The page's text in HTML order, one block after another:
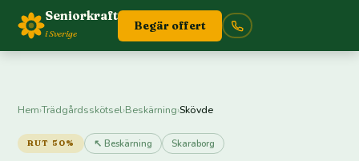
Seniorkraft
i Sverige
Begär offert
Hem›Trädgårdsskötsel›Beskärning›Skövde
RUT 50% ↖ Beskärning Skaraborg